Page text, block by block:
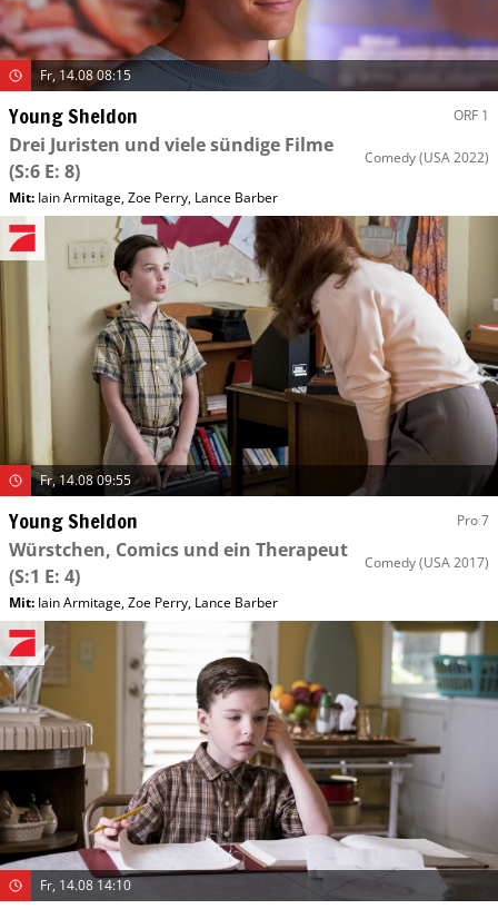
Fr, 14.08 08:15
Young Sheldon ORF 1
Drei Juristen und viele sündige Filme
(S:6 E: 8)
Comedy(USA 2022)
Mit: Iain Armitage,Zoe Perry, Lance Barber
Fr, 14.08 09:55
Young Sheldon Pro 7
Würstchen, Comics und ein Therapeut
(S:1 E: 4)
Comedy(USA 2017)
Mit: Iain Armitage,Zoe Perry, Lance Barber
Fr, 14.08 14:10